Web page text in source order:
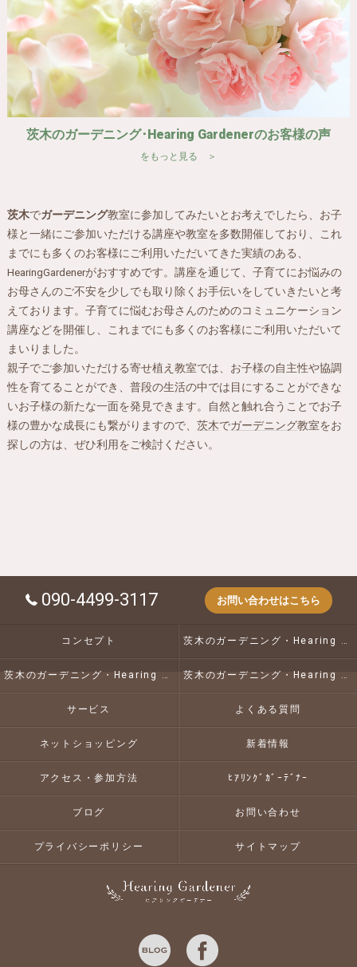
茨木のガーデニング･Hearing Gardenerのお客様の声
をもっと見る ＞
茨木でガーデニング教室に参加してみたいとお考えでしたら、お子
様と一緒にご参加いただける講座や教室を多数開催しており、これ
までにも多くのお客様にご利用いただいてきた実績のある、
HearingGardenerがおすすめです。講座を通じて、子育てにお悩みの
お母さんのご不安を少しでも取り除くお手伝いをしていきたいと考
えております。子育てに悩むお母さんのためのコミュニケーション
講座などを開催し、これまでにも多くのお客様にご利用いただいて
まいりました。
親子でご参加いただける寄せ植え教室では、お子様の自主性や協調
性を育てることができ、普段の生活の中では目にすることができな
いお子様の新たな一面を発見できます。自然と触れ合うことでお子
様の豊かな成長にも繋がりますので、 茨木でガーデニング教室をお
探しの方は、ぜひ利用をご検討ください。
090-4499-3117 お問い合わせはこちら
コンセプト 茨木のガーデニング・Hearing Gardenerの口コミ情報
茨木のガーデニング・Hearing Gardenerの評判 茨木のガーデニング・Hearing Gardenerのお客様の声
サービス よくある質問
ネットショッピング 新着情報
アクセス・参加方法 ﾋｱﾘﾝｸﾞｶﾞｰﾃﾞﾅｰ
ブログ お問い合わせ
プライバシーポリシー サイトマップ